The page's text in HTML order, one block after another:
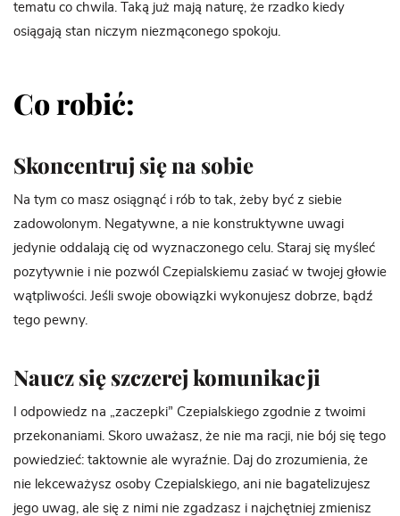
tematu co chwila. Taką już mają naturę, że rzadko kiedy
osiągają stan niczym niezmąconego spokoju.
Co robić:
Skoncentruj się na sobie
Na tym co masz osiągnąć i rób to tak, żeby być z siebie
zadowolonym. Negatywne, a nie konstruktywne uwagi
jedynie oddalają cię od wyznaczonego celu. Staraj się myśleć
pozytywnie i nie pozwól Czepialskiemu zasiać w twojej głowie
wątpliwości. Jeśli swoje obowiązki wykonujesz dobrze, bądź
tego pewny.
Naucz się szczerej komunikacji
I odpowiedz na „zaczepki” Czepialskiego zgodnie z twoimi
przekonaniami. Skoro uważasz, że nie ma racji, nie bój się tego
powiedzieć: taktownie ale wyraźnie. Daj do zrozumienia, że
nie lekceważysz osoby Czepialskiego, ani nie bagatelizujesz
jego uwag, ale się z nimi nie zgadzasz i najchętniej zmienisz